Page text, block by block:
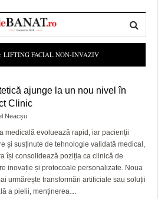
TIMIŞ
LIFTING FACIAL NON-INVAZIV
ajunge la un nou nivel în
Clinic
Neacșu
medicală evoluează rapid, iar pacienții
și susținute de tehnologie validată medical,
își consolidează poziția ca clinică de
inovație și protocoale personalizate. Noua
urmărește transformări artificiale sau soluții
a pielii, menținerea…